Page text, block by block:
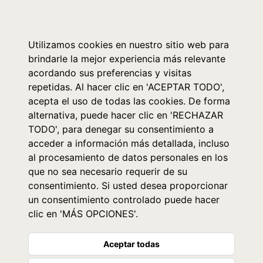
Utilizamos cookies en nuestro sitio web para
brindarle la mejor experiencia más relevante
acordando sus preferencias y visitas
repetidas. Al hacer clic en 'ACEPTAR TODO',
acepta el uso de todas las cookies. De forma
alternativa, puede hacer clic en 'RECHAZAR
TODO', para denegar su consentimiento a
acceder a información más detallada, incluso
al procesamiento de datos personales en los
que no sea necesario requerir de su
consentimiento. Si usted desea proporcionar
un consentimiento controlado puede hacer
clic en 'MÁS OPCIONES'.
Aceptar todas